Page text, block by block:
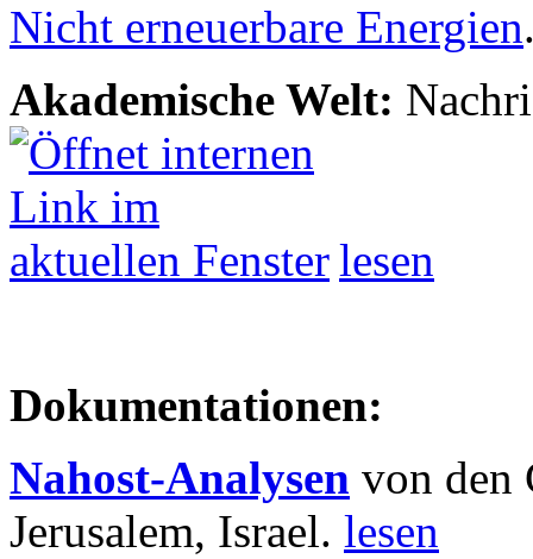
Nicht erneuerbare Energien
Akademische Welt:
lesen
Dokumentationen:
Nahost-Analysen von den
Jerusalem, Israel. lesen